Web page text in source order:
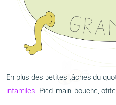
En plus des petites tâches du
infantiles. Pied-main-bouche,